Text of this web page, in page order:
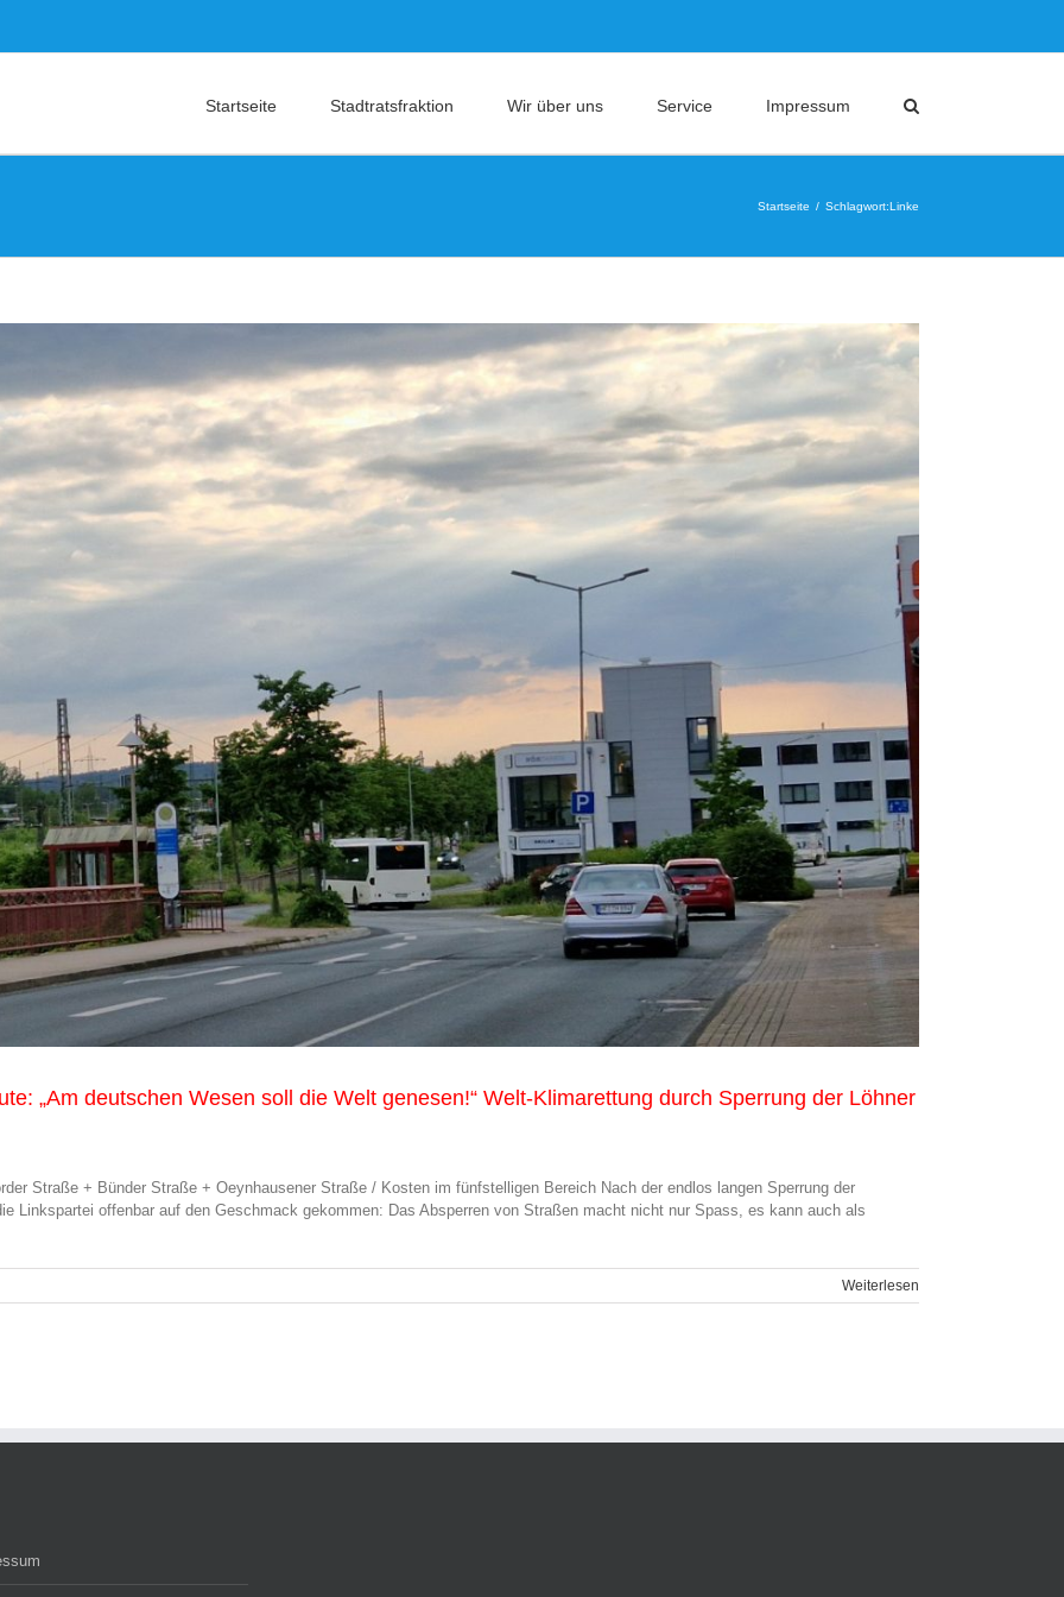
Startseite Stadtratsfraktion Wir über uns Service Impressum
Startseite Schlagwort:Linke
„Am deutschen Wesen soll die Welt genesen!“ Welt-Klimarettung durch Sperrung der Löhner
Straße + Bünder Straße + Oeynhausener Straße / Kosten im fünfstelligen Bereich Nach der endlos langen Sperrung der
Linkspartei offenbar auf den Geschmack gekommen: Das Absperren von Straßen macht nicht nur Spass, es kann auch als
Weiterlesen